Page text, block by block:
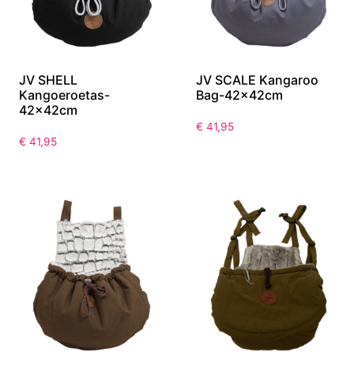
JV SHELL
Kangoeroetas-
42x42cm
€ 41,95
JV SCALE Kangaroo
Bag-42x42cm
€ 41,95